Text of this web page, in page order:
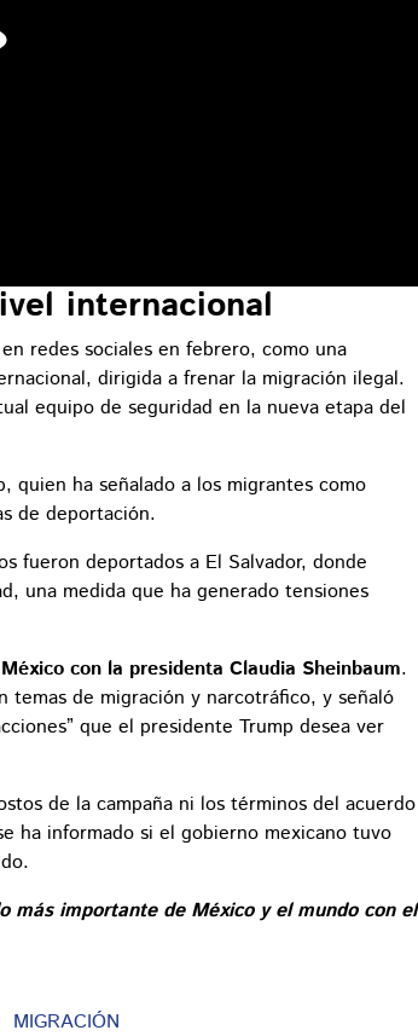
internacional
redes sociales en febrero, como una
dirigida a frenar la migración ilegal.
equipo de seguridad en la nueva etapa del
quien ha señalado a los migrantes como
de deportación.
fueron deportados a El Salvador, donde
una medida que ha generado tensiones
con la presidenta Claudia Sheinbaum.
temas de migración y narcotráfico, y señaló
que el presidente Trump desea ver
de la campaña ni los términos del acuerdo
ha informado si el gobierno mexicano tuvo
más importante de México y el mundo con el
MIGRACIÓN